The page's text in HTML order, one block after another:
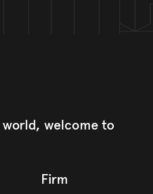
welcome to
Firm